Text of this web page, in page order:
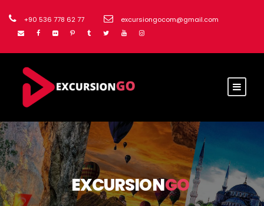
+90 536 778 62 77 excursiongocom@gmail.com
EXCURSIONGO